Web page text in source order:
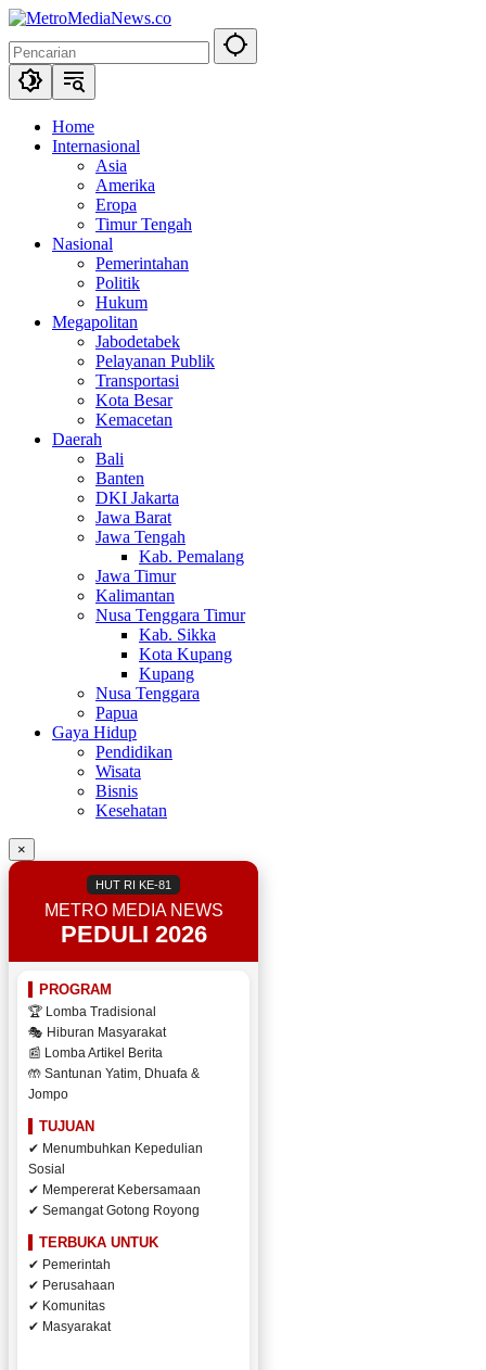
Langsung
konten
Home
Internasional
Asia
Amerika
Eropa
Timur Tengah
Nasional
Pemerintahan
Politik
Hukum
Megapolitan
Jabodetabek
Pelayanan Publik
Transportasi
Kota Besar
Kemacetan
Daerah
Bali
Banten
DKI Jakarta
Jawa Barat
Jawa Tengah
Kab. Pemalang
Jawa Timur
Kalimantan
Nusa Tenggara Timur
Kab. Sikka
Kota Kupang
Kupang
Nusa Tenggara
Papua
Gaya Hidup
Pendidikan
Wisata
Bisnis
Kesehatan
×
HUT RI KE-81
METRO MEDIA NEWS
PEDULI 2026
PROGRAM
🏆 Lomba Tradisional
🎭 Hiburan Masyarakat
📰 Lomba Artikel Berita
🤲 Santunan Yatim, Dhuafa &
Jompo
TUJUAN
✔ Menumbuhkan Kepedulian
Sosial
✔ Mempererat Kebersamaan
✔ Semangat Gotong Royong
TERBUKA UNTUK
✔ Pemerintah
✔ Perusahaan
✔ Komunitas
✔ Masyarakat